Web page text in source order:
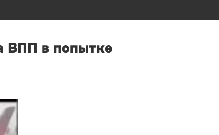
ВПП в попытке